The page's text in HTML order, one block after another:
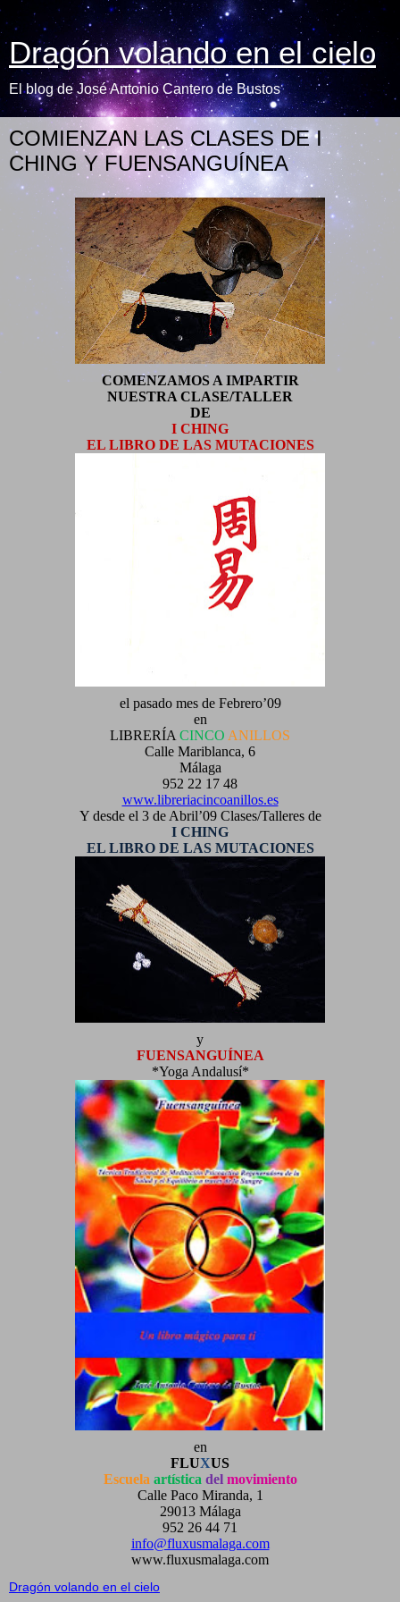
Dragón volando en el cielo
El blog de José Antonio Cantero de Bustos
COMIENZAN LAS CLASES DE I
CHING Y FUENSANGUÍNEA
COMENZAMOS A IMPARTIR
NUESTRA CLASE/TALLER
DE
I CHING
EL LIBRO DE LAS MUTACIONES
el pasado mes de Febrero’09
en
LIBRERÍA CINCO ANILLOS
Calle Mariblanca, 6
Málaga
952 22 17 48
www.libreriacincoanillos.es
Y desde el 3 de Abril’09 Clases/Talleres de
I CHING
EL LIBRO DE LAS MUTACIONES
y
FUENSANGUÍNEA
*Yoga Andalusí*
en
FLUXUS
Escuela artística del movimiento
Calle Paco Miranda, 1
29013 Málaga
952 26 44 71
info@fluxusmalaga.com
www.fluxusmalaga.com
Dragón volando en el cielo